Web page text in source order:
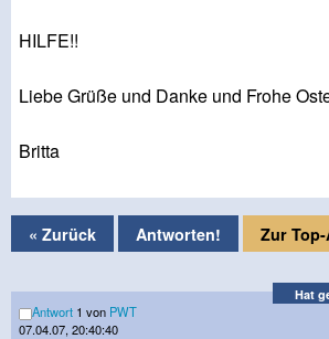
HILFE!!
Liebe Grüße und Danke und Frohe
Britta
« Zurück Antworten! Zur
Hat
Antwort 1 von PWT
07.04.07, 20:40:40